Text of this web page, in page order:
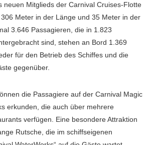
neuen Mitglieds der Carnival Cruises-Flotte
Meter in der Länge und 35 Meter in der
3.646 Passagieren, die in 1.823
sind, stehen an Bord 1.369
für den Betrieb des Schiffes und die
gegenüber.
die Passagiere auf der Carnival Magic
erkunden, die auch über mehrere
verfügen. Eine besondere Attraktion
Rutsche, die im schiffseigenen